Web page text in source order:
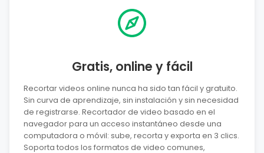
Gratis, online y fácil
Recortar videos online nunca ha sido tan fácil y gratuito.
Sin curva de aprendizaje, sin instalación y sin necesidad
de registrarse. Recortador de video basado en el
navegador para un acceso instantáneo desde una
computadora o móvil: sube, recorta y exporta en 3 clics.
Soporta todos los formatos de video comunes,